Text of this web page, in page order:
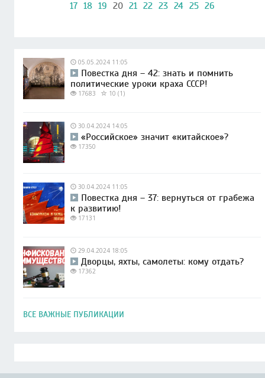
17 18 19 20 21 22 23 24 25 26
05.05.2024 11:05
Повестка дня – 42: знать и помнить
политические уроки краха СССР!
17683 10 (1)
30.04.2024 14:05
«Российское» значит «китайское»?
17350
30.04.2024 11:05
Повестка дня – 37: вернуться от грабежа
к развитию!
17131
29.04.2024 18:05
Дворцы, яхты, самолеты: кому отдать?
17362
ВСЕ ВАЖНЫЕ ПУБЛИКАЦИИ